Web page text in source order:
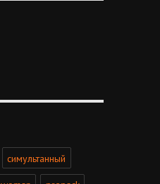
симультанный